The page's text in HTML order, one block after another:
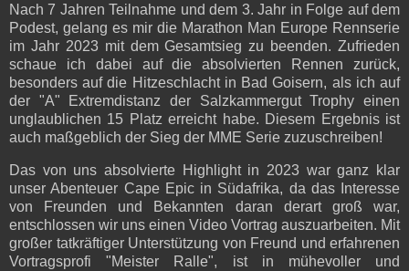
Nach 7 Jahren Teilnahme und dem 3. Jahr in Folge auf dem
Podest, gelang es mir die Marathon Man Europe Rennserie
im Jahr 2023 mit dem Gesamtsieg zu beenden. Zufrieden
schaue ich dabei auf die absolvierten Rennen zurück,
besonders auf die Hitzeschlacht in Bad Goisern, als ich auf
der "A" Extremdistanz der Salzkammergut Trophy einen
unglaublichen 15 Platz erreicht habe. Diesem Ergebnis ist
auch maßgeblich der Sieg der MME Serie zuzuschreiben!
Das von uns absolvierte Highlight in 2023 war ganz klar
unser Abenteuer Cape Epic in Südafrika, da das Interesse
von Freunden und Bekannten daran derart groß war,
entschlossen wir uns einen Video Vortrag auszuarbeiten. Mit
großer tatkräftiger Unterstützung von Freund und erfahrenen
Vortragsprofi "Meister Ralle", ist in mühevoller und